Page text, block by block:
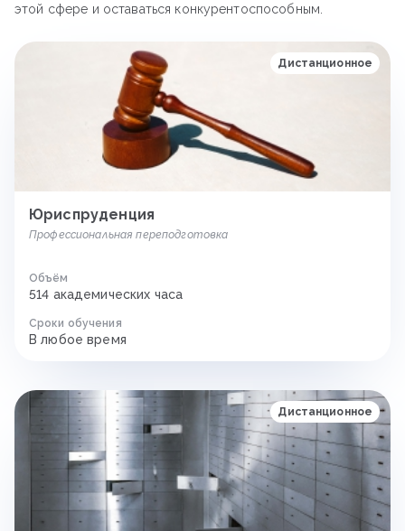
этой сфере и оставаться конкурентоспособным.
Дистанционное
Юриспруденция
Профессиональная переподготовка
Объём
514 академических часа
Сроки обучения
В любое время
Дистанционное